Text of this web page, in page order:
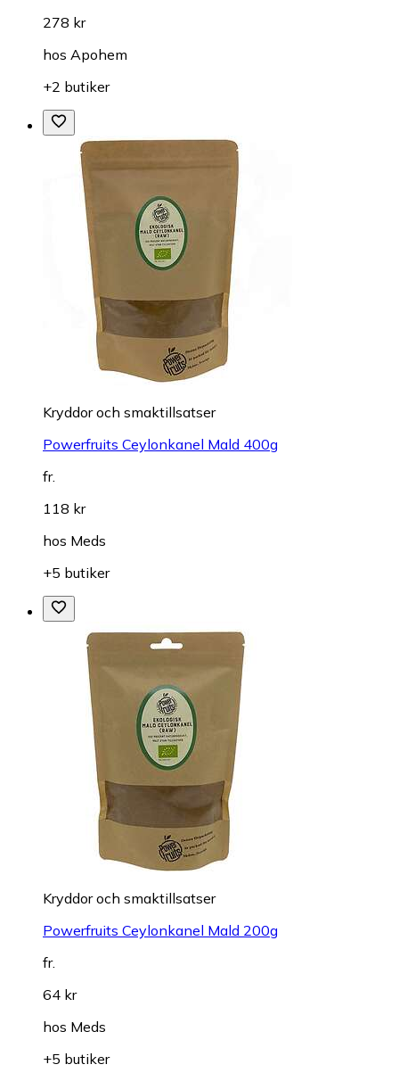
278 kr
hos Apohem
+2 butiker
Kryddor och smaktillsatser
Powerfruits Ceylonkanel Mald 400g
fr.
118 kr
hos Meds
+5 butiker
Kryddor och smaktillsatser
Powerfruits Ceylonkanel Mald 200g
fr.
64 kr
hos Meds
+5 butiker